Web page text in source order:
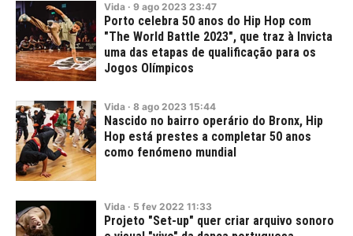
Vida · 9 ago 2023 23:47
Porto celebra 50 anos do Hip Hop com
"The World Battle 2023", que traz à Invicta
uma das etapas de qualificação para os
Jogos Olímpicos
Vida · 8 ago 2023 15:44
Nascido no bairro operário do Bronx, Hip
Hop está prestes a completar 50 anos
como fenómeno mundial
Vida · 5 fev 2022 11:33
Projeto "Set-up" quer criar arquivo sonoro